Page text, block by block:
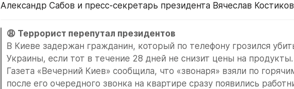
Александр Сабов и пресс-секретарь президента Вячеслав
В Киеве задержан гражданин, который по телефону грозился
Украины, если тот в течение 28 дней не снизит цены на продукты.
Газета «Вечерний Киев» сообщила, что «звонаря» взяли по
после его очередного звонка на квартире сразу появились